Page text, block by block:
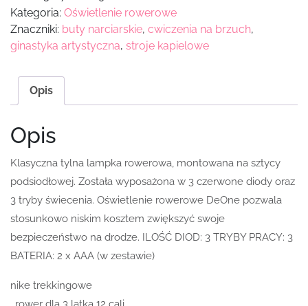
Kategoria: Oświetlenie rowerowe
Znaczniki: buty narciarskie, cwiczenia na brzuch,
ginastyka artystyczna, stroje kapielowe
Opis
Opis
Klasyczna tylna lampka rowerowa, montowana na sztycy
podsiodłowej. Została wyposażona w 3 czerwone diody oraz
3 tryby świecenia. Oświetlenie rowerowe DeOne pozwala
stosunkowo niskim kosztem zwiększyć swoje
bezpieczeństwo na drodze. ILOŚĆ DIOD: 3 TRYBY PRACY: 3
BATERIA: 2 x AAA (w zestawie)
nike trekkingowe